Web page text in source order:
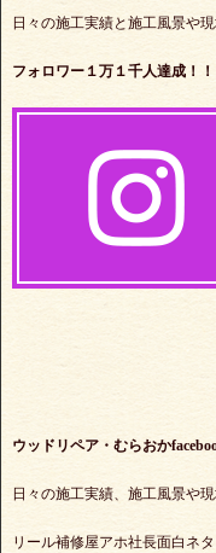
日々の施工実績と施工風景や
フォロワー１万１千人達成！！
ウッドリペア・むらおか
日々の施工実績、施工風景や
リール補修屋アホ社長面白ネタ